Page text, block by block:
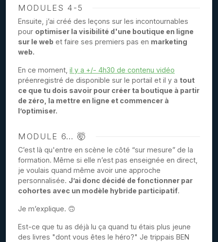
MODULES 4-5
Ensuite, j’ai créé des leçons sur les incontournables
pour optimiser la visibilité d'une boutique en ligne
sur le web et faire ses premiers pas en marketing
web.
En ce moment, il y a +/- 4h30 de contenu vidéo
préenregistré de disponible sur le portail et il y a tout
ce que tu dois savoir pour créer ta boutique à partir
de zéro, la mettre en ligne et commencer à
l’optimiser.
MODULE 6… 🤯
C’est là qu'entre en scène le côté “sur mesure” de la
formation. Même si elle n’est pas enseignée en direct,
je voulais quand même avoir une approche
personnalisée. J’ai donc décidé de fonctionner par
cohortes avec un modèle hybride participatif.
Je m’explique. 🙃
Est-ce que tu as déjà lu ça quand tu étais plus jeune
des livres "dont vous êtes le héro?" Je trippais BEN